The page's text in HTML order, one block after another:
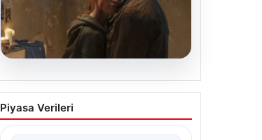
06.08.2026
Sinemalarda bu hafta: 6
film sinemaseverlerle
Piyasa Verileri